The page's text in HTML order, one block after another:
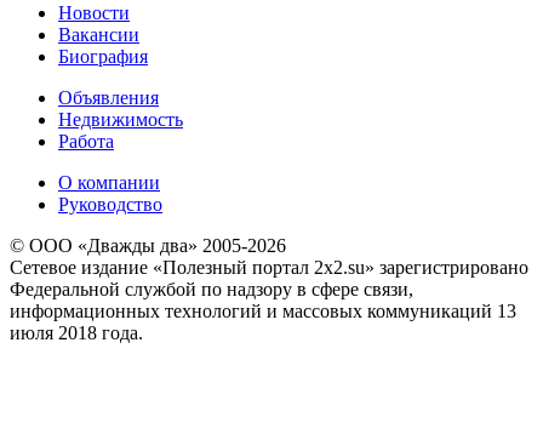
Новости
Вакансии
Биография
Объявления
Недвижимость
Работа
О компании
Руководство
© ООО «Дважды два» 2005-2026
Сетевое издание «Полезный портал 2x2.su» зарегистрировано
Федеральной службой по надзору в сфере связи,
информационных технологий и массовых коммуникаций 13
июля 2018 года.